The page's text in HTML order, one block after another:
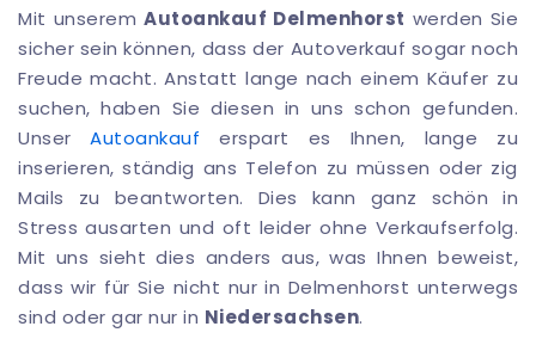
Mit unserem Autoankauf Delmenhorst werden Sie
sicher sein können, dass der Autoverkauf sogar noch
Freude macht. Anstatt lange nach einem Käufer zu
suchen, haben Sie diesen in uns schon gefunden.
UnserAutoankauf erspart es Ihnen, lange zu
inserieren, ständig ans Telefon zu müssen oder zig
Mails zu beantworten. Dies kann ganz schön in
Stress ausarten und oft leider ohne Verkaufserfolg.
Mit uns sieht dies anders aus, was Ihnen beweist,
dass wir für Sie nicht nur in Delmenhorst unterwegs
sind oder gar nur in Niedersachsen.